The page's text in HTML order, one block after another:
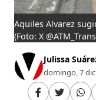
Aquiles Alvarez
(Foto: X
Julissa
domingo, 7